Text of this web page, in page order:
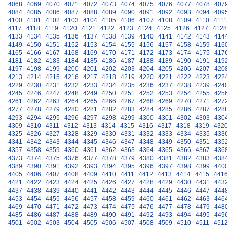
4068
4069 4070 4071 4072 4073 4074 4075 4076 4077 4078
4084
4085 4086 4087 4088 4089 4090 4091 4092 4093 4094
4100
4101 4102 4103 4104 4105 4106 4107 4108 4109 4110
4111
4117
4118 4119 4120 4121 4122 4123 4124 4125 4126 4127
4128
4133
4134 4135 4136 4137 4138 4139 4140 4141 4142 4143
4149
4150 4151 4152 4153 4154 4155 4156 4157 4158 4159
4165
4166 4167 4168 4169 4170 4171 4172 4173 4174 4175
4181
4182 4183 4184 4185 4186 4187 4188 4189 4190 4191
4197
4198 4199 4200 4201 4202 4203 4204 4205 4206 4207
4213
4214 4215 4216 4217 4218 4219 4220 4221 4222 4223
4229
4230 4231 4232 4233 4234 4235 4236 4237 4238 4239
4245
4246 4247 4248 4249 4250 4251 4252 4253 4254 4255
4261
4262 4263 4264 4265 4266 4267 4268 4269 4270 4271
4277
4278 4279 4280 4281 4282 4283 4284 4285 4286 4287
4293
4294 4295 4296 4297 4298 4299 4300 4301 4302 4303
4309
4310 4311 4312 4313 4314 4315 4316 4317 4318 4319
4325
4326 4327 4328 4329 4330 4331 4332 4333 4334 4335
4341
4342 4343 4344 4345 4346 4347 4348 4349 4350 4351
4357
4358 4359 4360 4361 4362 4363 4364 4365 4366 4367
4373
4374 4375 4376 4377 4378 4379 4380 4381 4382 4383
4389
4390 4391 4392 4393 4394 4395 4396 4397 4398 4399
4405
4406 4407 4408 4409 4410 4411 4412 4413 4414 4415
4421
4422 4423 4424 4425 4426 4427 4428 4429 4430 4431
4437
4438 4439 4440 4441 4442 4443 4444 4445 4446 4447
4453
4454 4455 4456 4457 4458 4459 4460 4461 4462 4463
4469
4470 4471 4472 4473 4474 4475 4476 4477 4478 4479
4485
4486 4487 4488 4489 4490 4491 4492 4493 4494 4495
4501
4502 4503 4504 4505 4506 4507 4508 4509 4510 4511